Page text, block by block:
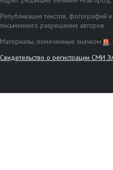
Републикация текстов,
письменного разрешения авторов.
Материалы, помеченные значком
,
Свидетельство о регистрации